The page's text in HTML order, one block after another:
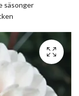
säsonger